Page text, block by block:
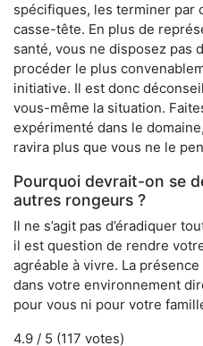
spécifiques, les terminer par
casse-tête. En plus de
santé, vous ne disposez pas
procéder le plus
initiative. Il est donc
vous-même la situation.
expérimenté dans le
ravira plus que vous ne le
Pourquoi devrait-on se
autres rongeurs ?
Il ne s’agit pas d’éradiquer
il est question de rendre
agréable à vivre. La
dans votre environnement
pour vous ni pour votre
4.9 / 5 (117 votes)